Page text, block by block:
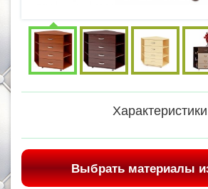
Характеристики
Выбрать материалы